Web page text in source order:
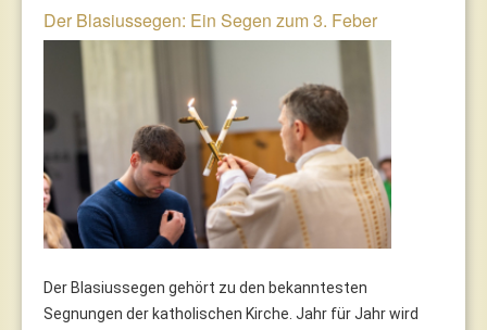
Der Blasiussegen: Ein Segen zum 3. Feber
Der Blasiussegen gehört zu den bekanntesten
Segnungen der katholischen Kirche. Jahr für Jahr wird